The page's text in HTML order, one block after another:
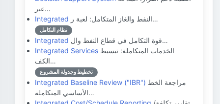
عبر…
Integrated
النفط والغاز المتكامل: لعبة ر…
نظام التكامل
Integrated
قوة التكامل في قطاع النفط وال…
Integrated Services
الكف…
تخطيط وجدولة المشروع
Integrated Baseline Review ("IBR")
الأساسي المتكاملة…